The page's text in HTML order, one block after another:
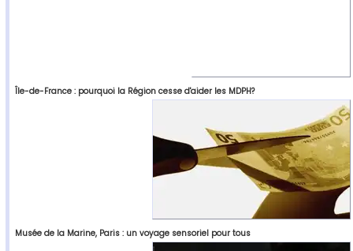
Île-de-France : pourquoi la Région cesse d'aider les MDPH?
Musée de la Marine, Paris : un voyage sensoriel pour tous